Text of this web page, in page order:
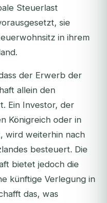
Steuerlast
sie
in ihrem
der Erwerb der
allein den
Ein Investor, der
Königreich oder in
wird weiterhin nach
besteuert. Die
bietet jedoch die
künftige Verlegung in
das, was